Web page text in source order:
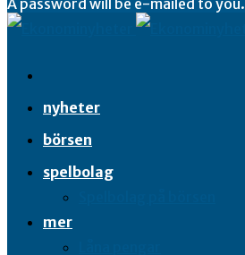
A password will be e-mailed to you.
nyheter
börsen
spelbolag
mer